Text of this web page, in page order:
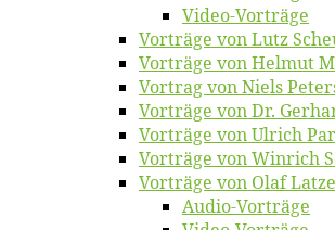
Vi­deo-Vor­trä­ge
Vor­trä­ge von Lutz
Vor­trä­ge von Hel­mut
Vor­trag von Niels
Vor­trä­ge von Dr.
Vor­trä­ge von Ul­rich
Vor­trä­ge von Win­rich
Vor­trä­ge von Olaf
Au­dio-Vor­trä­ge